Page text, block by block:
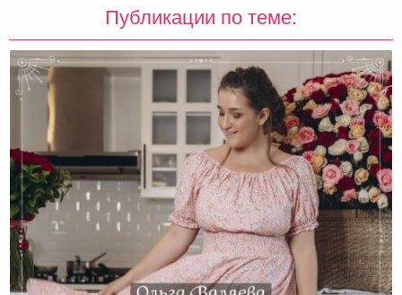
Публикации по теме: